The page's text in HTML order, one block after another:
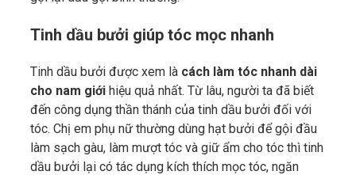
Tinh dầu bưởi giúp tóc mọc nhanh
Tinh dầu bưởi được xem là cách làm tóc nhanh dài
cho nam giới hiệu quả nhất. Từ lâu, người ta đã biết
đến công dụng thần thánh của tinh dầu bưởi đối với
tóc. Chị em phụ nữ thường dùng hạt bưởi để gội đầu
làm sạch gàu, làm mượt tóc và giữ ẩm cho tóc thì tinh
dầu bưởi lại có tác dụng kích thích mọc tóc, ngăn